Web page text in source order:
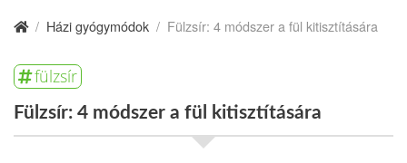
/ Házi gyógymódok / Fülzsír: 4 módszer a fül kitisztítására
fülzsír
Fülzsír: 4 módszer a fül kitisztítására